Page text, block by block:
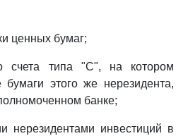
ценных бумаг;
счета типа "С", на котором
этого же нерезидента,
банке;
нерезидентами инвестиций в